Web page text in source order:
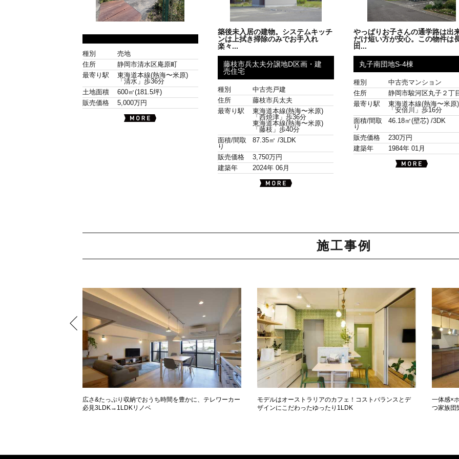
種別
売地
住所
静岡市清水区庵原町
最寄り駅
東海道本線(熱海〜米原)
「清水」歩36分
土地面積
600㎡(181.5坪)
販売価格
5,000万円
築後未入居の建物。システムキッチ
ンは上拭き掃除のみでお手入れ
楽々...
藤枝市兵太夫分譲地D区画・建
売住宅
種別
中古売戸建
住所
藤枝市兵太夫
最寄り駅
東海道本線(熱海〜米原)
「西焼津」歩36分
東海道本線(熱海〜米原)
「藤枝」歩40分
面積/間取
り
87.35㎡ /3LDK
販売価格
3,750万円
建築年
2024年 06月
やっぱりお子さんの通学路は出
だけ短い方が安心。この物件は
田...
丸子南団地S-4棟
種別
中古売マンション
住所
静岡市駿河区丸子２丁
最寄り駅
東海道本線(熱海〜米原)
「安倍川」歩16分
面積/間取
り
46.18㎡(壁芯) /3DK
販売価格
230万円
建築年
1984年 01月
施工事例
広さ&たっぷり収納でおうち時間を豊かに、テレワーカー
必見3LDK→1LDKリノベ
モデルはオーストラリアのカフェ！コストバランスとデ
ザインにこだわったゆったり1LDK
一体感×
つ家族団